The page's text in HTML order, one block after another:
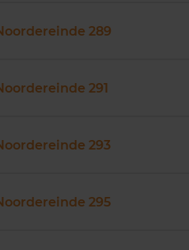
289
291
293
295